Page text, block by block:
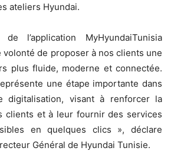
ateliers Hyundai.
l’application MyHyundaiTunisia
volonté de proposer à nos clients une
plus fluide, moderne et connectée.
une étape importante dans
digitalisation, visant à renforcer la
clients et à leur fournir des services
en quelques clics », déclare
Général de Hyundai Tunisie.